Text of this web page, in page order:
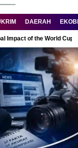
DAERAH
Impact of the World Cup